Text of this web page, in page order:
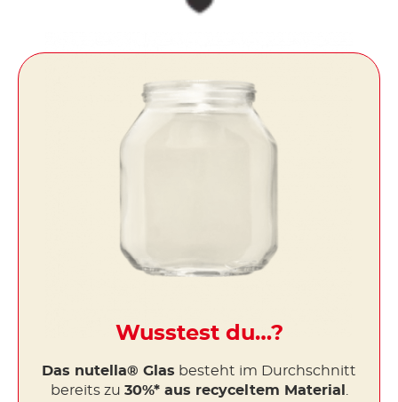
Wusstest du…?
Das nutella® Glas besteht im Durchschnitt
bereits zu 30%* aus recyceltem Material .